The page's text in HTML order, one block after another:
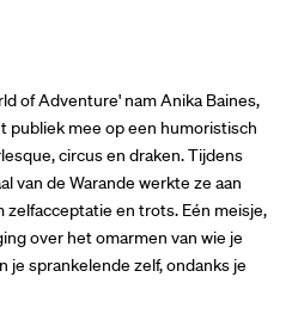
of Adventure' nam Anika Baines,
publiek mee op een humoristisch
circus en draken. Tijdens
van de Warande werkte ze aan
en trots. Eén meisje,
over het omarmen van wie je
je sprankelende zelf, ondanks je